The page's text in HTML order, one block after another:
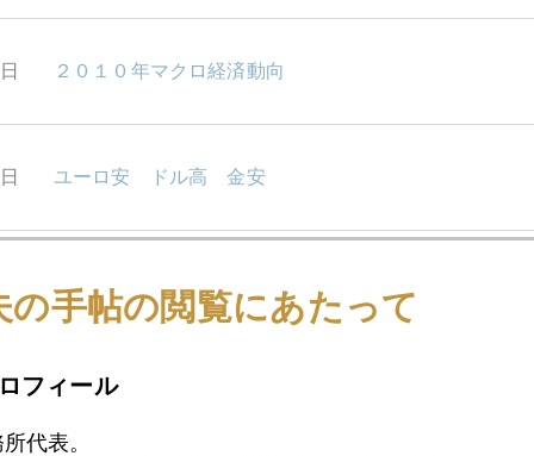
２０１０年マクロ経済動向
ユーロ安 ドル高 金安
ＦＯＭＣ ２０１０年最後のイベント
利上げせず、と断定！
の手帖の閲覧にあたって
フィール
代表。